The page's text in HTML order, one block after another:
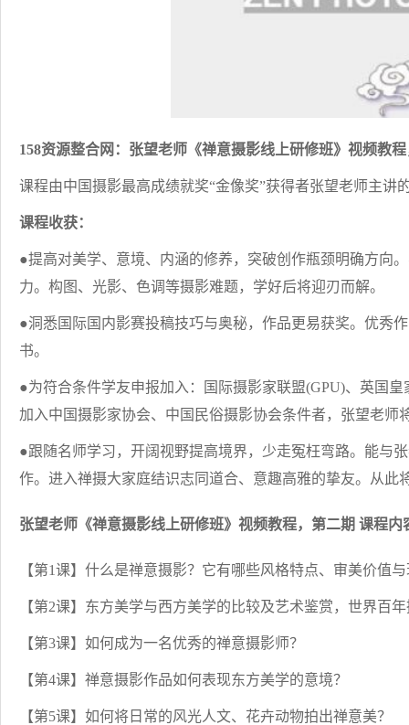
158资源整合网：张望老师《禅意摄影线上研修班》视频教
课程由中国摄影最高成绩就奖“金像奖”获得者张望老师主讲
课程收获：
●提高对美学、意境、内涵的修养，突破创作瓶颈明确方向
力。构图、光影、色调等摄影难题，学好后将迎刃而解。
●洞悉国际国内影赛投稿技巧与奥秘，作品更易获奖。优秀
书。
●为符合条件学友申报加入：国际摄影家联盟(GPU)、英国
加入中国摄影家协会、中国民俗摄影协会条件者，张望老师
●跟随名师学习，开阔视野提高境界，少走冤枉弯路。能与
作。进入禅摄大家庭结识志同道合、意趣高雅的挚友。从
张望老师《禅意摄影线上研修班》视频教程，第二期 课程内
【第1课】什么是禅意摄影？它有哪些风格特点、审美价值
【第2课】东方美学与西方美学的比较及艺术鉴赏，世界百
【第3课】如何成为一名优秀的禅意摄影师？
【第4课】禅意摄影作品如何表现东方美学的意境？
【第5课】如何将日常的风光人文、花卉动物拍出禅意美？